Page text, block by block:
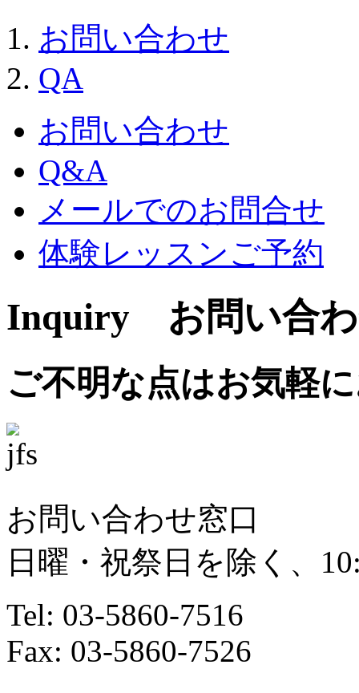
お問い合わせ
QA
お問い合わせ
Q&A
メールでのお問合せ
体験レッスンご予約
Inquiry お問い合
ご不明な点はお気軽
お問い合わせ窓口
日曜・祝祭日を除く、
Tel: 03-5860-7516
Fax: 03-5860-7526